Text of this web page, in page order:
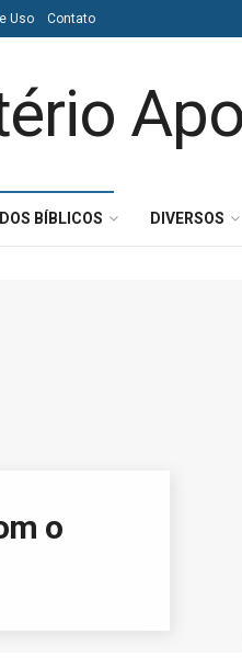
Uso Contato
BÍBLICOS DIVERSOS
o